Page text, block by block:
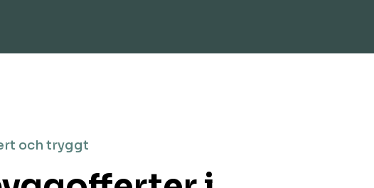
och tryggt